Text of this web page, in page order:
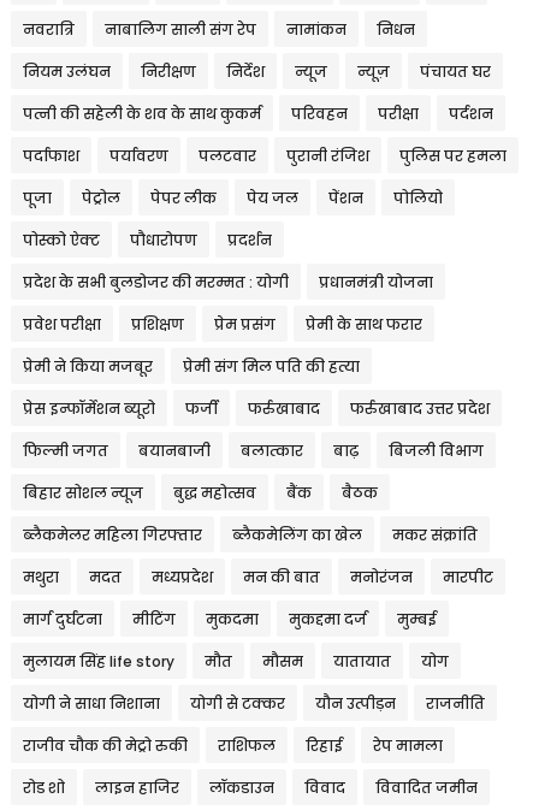
नवरात्रि नाबालिग साली संग रेप नामांकन निधन
नियम उलंघन निरीक्षण निर्देश न्यूज न्यूज़ पंचायत घर
पत्नी की सहेली के शव के साथ कुकर्म परिवहन परीक्षा पर्दशन
पर्दाफाश पर्यावरण पलटवार पुरानी रंजिश पुलिस पर हमला
पूजा पेट्रोल पेपर लीक पेय जल पेंशन पोलियो
पोस्को ऐक्ट पौधारोपण प्रदर्शन
प्रदेश के सभी बुलडोजर की मरम्मत : योगी प्रधानमंत्री योजना
प्रवेश परीक्षा प्रशिक्षण प्रेम प्रसंग प्रेमी के साथ फरार
प्रेमी ने किया मजबूर प्रेमी संग मिल पति की हत्या
प्रेस इन्फॉर्मेशन ब्यूरो फर्जी फर्रुखाबाद फर्रुखाबाद उत्तर प्रदेश
फिल्मी जगत बयानबाजी बलात्कार बाढ़ बिजली विभाग
बिहार सोशल न्यूज बुद्ध महोत्सव बैंक बैठक
ब्लैकमेलर महिला गिरफ्तार ब्लैकमेलिंग का खेल मकर संक्रांति
मथुरा मदत मध्यप्रदेश मन की बात मनोरंजन मारपीट
मार्ग दुर्घटना मीटिंग मुकदमा मुकद्दमा दर्ज मुम्बई
मुलायम सिंह life story मौत मौसम यातायात योग
योगी ने साधा निशाना योगी से टक्कर यौन उत्पीड़न राजनीति
राजीव चौक की मेट्रो रुकी राशिफल रिहाई रेप मामला
रोड शो लाइन हाजिर लॉकडाउन विवाद विवादित जमीन